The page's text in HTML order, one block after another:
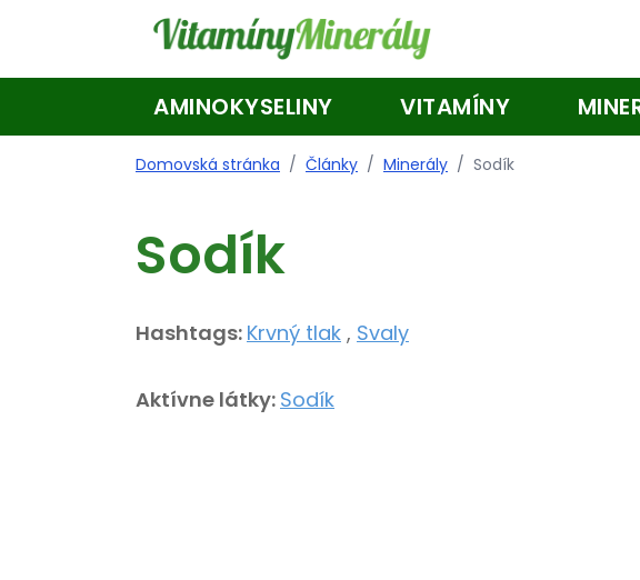
Skip to main content
AMINOKYSELINY VITAMÍNY
Domovská stránka / Články / Minerály / Sodík
Sodík
Hashtags: Krvný tlak , Svaly
Aktívne látky: Sodík